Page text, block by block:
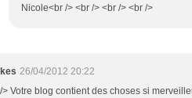
Nicole<br /> <br /> <br /> <br />
26/04/2012 20:22
> Votre blog contient des choses si